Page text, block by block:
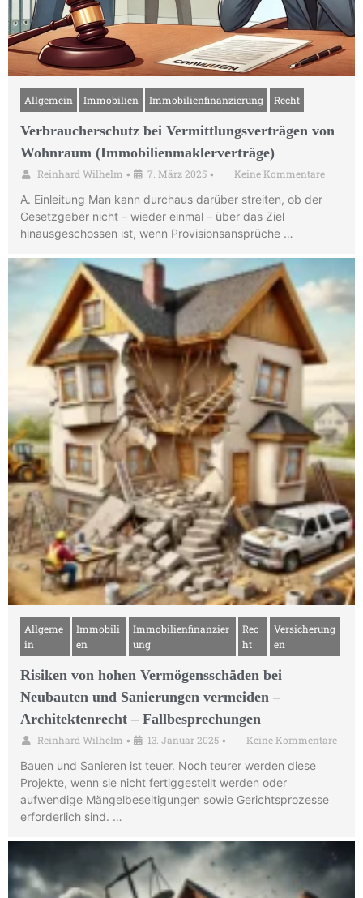
Allgemein Immobilien Immobilienfinanzierung Recht
Verbraucherschutz bei Vermittlungsverträgen von
Wohnraum (Immobilienmaklerverträge)
Reinhard Wilhelm • 7. März 2025 • Keine Kommentare
A. Einleitung Man kann durchaus darüber streiten, ob der
Gesetzgeber nicht – wieder einmal – über das Ziel
hinausgeschossen ist, wenn Provisionsansprüche …
Allgeme
in
Immobili
en
Immobilienfinanzier
ung
Rec
ht
Versicherung
en
Risiken von hohen Vermögensschäden bei
Neubauten und Sanierungen vermeiden –
Architektenrecht – Fallbesprechungen
Reinhard Wilhelm • 13. Januar 2025 • Keine Kommentare
Bauen und Sanieren ist teuer. Noch teurer werden diese
Projekte, wenn sie nicht fertiggestellt werden oder
aufwendige Mängelbeseitigungen sowie Gerichtsprozesse
erforderlich sind. …